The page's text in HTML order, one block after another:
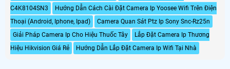
nhiều tính năng khác.
C4K8104SN3
Hướng Dẫn Cách Cài Đặt Camera Ip Yoosee Wifi Trên Điện
Thoại (Android, Iphone, Ipad)
Camera Quan Sát Ptz Ip Sony Snc-Rz25n
Giải Pháp Camera Ip Cho Hiệu Thuốc Tây
Lắp Đặt Camera Ip Thương
Hiệu Hikvision Giá Rẻ
Hướng Dẫn Lắp Đặt Camera Ip Wifi Tại Nhà